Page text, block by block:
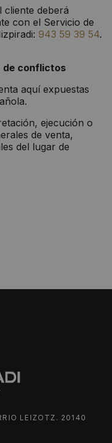
cliente deberá
con el Servicio de
943 59 39 54.
de conflictos
aquí expuestas
ejecución o
de venta,
del lugar de
LEIZOTZ. 20140